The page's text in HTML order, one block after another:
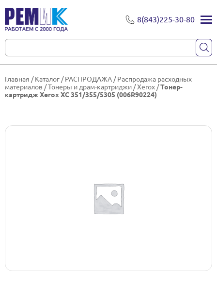
8(843)225-30-80
Главная /Каталог /РАСПРОДАЖА /Распродажа расходных
материалов /Тонеры и драм-картриджи /Xerox /Тонер-
картридж Xerox ХС 351/355/5305 (006R90224)